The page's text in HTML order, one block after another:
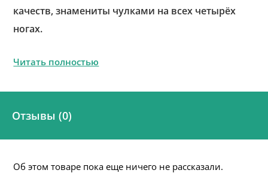
качеств, знамениты чулками на всех четырёх
ногах.
Читать полностью
Отзывы (0)
Об этом товаре пока еще ничего не рассказали.